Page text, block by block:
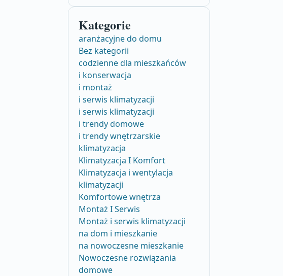
Kategorie
aranżacyjne do domu
Bez kategorii
codzienne dla mieszkańców
i konserwacja
i montaż
i serwis klimatyzacji
i serwis klimatyzacji
i trendy domowe
i trendy wnętrzarskie
klimatyzacja
Klimatyzacja I Komfort
Klimatyzacja i wentylacja
klimatyzacji
Komfortowe wnętrza
Montaż I Serwis
Montaż i serwis klimatyzacji
na dom i mieszkanie
na nowoczesne mieszkanie
Nowoczesne rozwiązania
domowe